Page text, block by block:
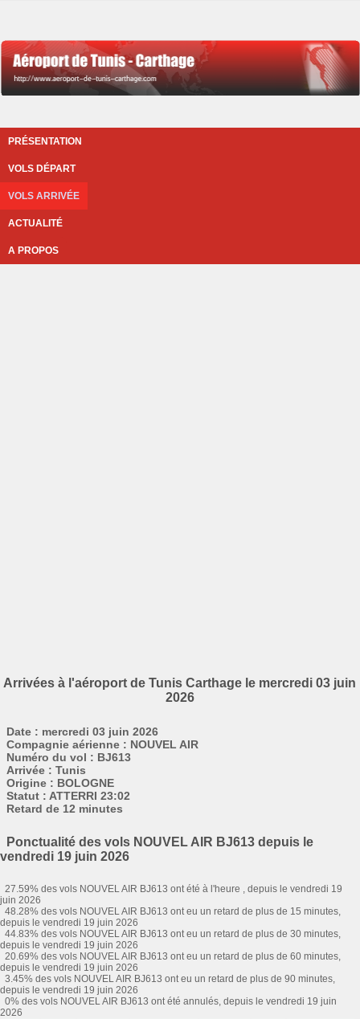
PRÉSENTATION
VOLS DÉPART
VOLS ARRIVÉE
ACTUALITÉ
A PROPOS
Arrivées à l'aéroport de Tunis Carthage le mercredi 03 juin
2026
Date : mercredi 03 juin 2026
Compagnie aérienne : NOUVEL AIR
Numéro du vol : BJ613
Arrivée : Tunis
Origine : BOLOGNE
Statut : ATTERRI 23:02
Retard de 12 minutes
Ponctualité des vols NOUVEL AIR BJ613 depuis le
vendredi 19 juin 2026
27.59% des vols NOUVEL AIR BJ613 ont été à l'heure , depuis le vendredi 19
juin 2026
48.28% des vols NOUVEL AIR BJ613 ont eu un retard de plus de 15 minutes,
depuis le vendredi 19 juin 2026
44.83% des vols NOUVEL AIR BJ613 ont eu un retard de plus de 30 minutes,
depuis le vendredi 19 juin 2026
20.69% des vols NOUVEL AIR BJ613 ont eu un retard de plus de 60 minutes,
depuis le vendredi 19 juin 2026
3.45% des vols NOUVEL AIR BJ613 ont eu un retard de plus de 90 minutes,
depuis le vendredi 19 juin 2026
0% des vols NOUVEL AIR BJ613 ont été annulés, depuis le vendredi 19 juin
2026